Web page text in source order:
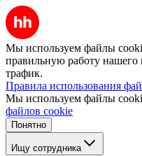
Мы используем файлы
правильную работу нашего
трафик.
Правила использования
Мы используем файлы
файлов cookie
Понятно
Ищу сотрудника